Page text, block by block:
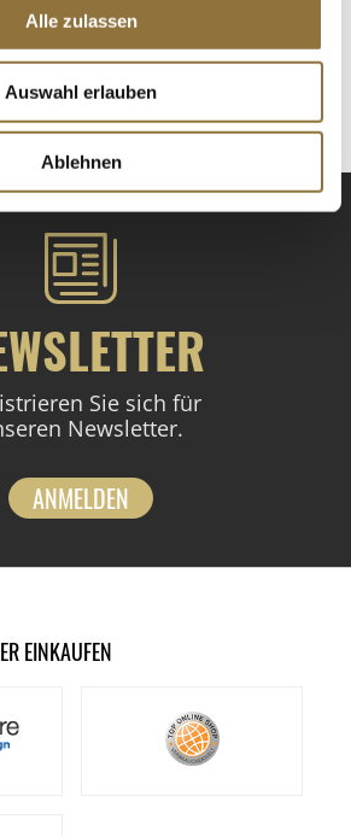
Alle zulassen
Auswahl erlauben
Ablehnen
Sie sich für
Newsletter.
ANMELDEN
EINKAUFEN